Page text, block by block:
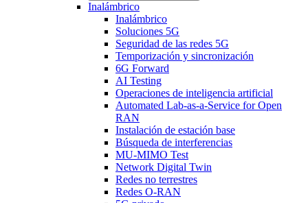
Inalámbrico
Inalámbrico
Soluciones 5G
Seguridad de las redes 5G
Temporización y sincronización
6G Forward
AI Testing
Operaciones de inteligencia artificial
Automated Lab-as-a-Service for Open
RAN
Instalación de estación base
Búsqueda de interferencias
MU-MIMO Test
Network Digital Twin
Redes no terrestres
Redes O-RAN